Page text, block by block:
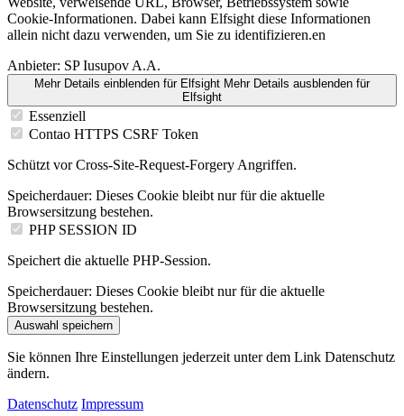
Cookie-Informationen. Dabei kann Elfsight diese Informationen
allein nicht dazu verwenden, um Sie zu identifizieren.en
Anbieter: SP Iusupov A.A.
Mehr Details einblenden für Elfsight Mehr Details ausblenden für
Elfsight
Essenziell
Contao HTTPS CSRF Token
Schützt vor Cross-Site-Request-Forgery Angriffen.
Speicherdauer: Dieses Cookie bleibt nur für die aktuelle
Browsersitzung bestehen.
PHP SESSION ID
Speichert die aktuelle PHP-Session.
Speicherdauer: Dieses Cookie bleibt nur für die aktuelle
Browsersitzung bestehen.
Auswahl speichern
Sie können Ihre Einstellungen jederzeit unter dem Link Datenschutz
ändern.
Datenschutz Impressum